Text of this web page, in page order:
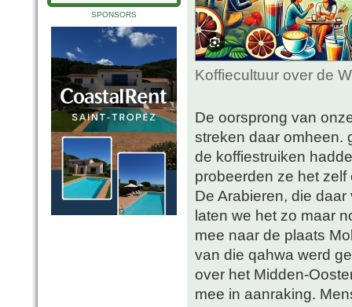
SPONSORS
Koffiecultuur over de
De oorsprong van
streken daar omheen.
de koffiestruiken
probeerden ze het zelf
De Arabieren, die
laten we het zo maar
mee naar de plaats
van die qahwa werd
over het Midden-
mee in aanraking.